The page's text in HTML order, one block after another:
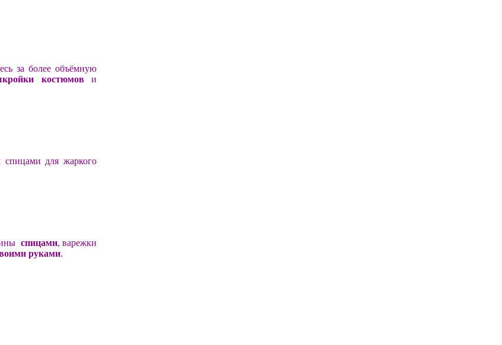
за более объёмную
костюмови
спицами для жаркого
спицами, варежки
руками.